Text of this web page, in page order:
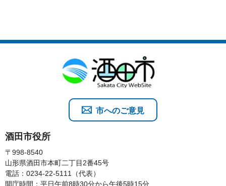
酒田市役所
〒998-8540
山形県酒田市本町二丁目2番45号
電話：0234-22-5111（代表）
開庁時間：平日午前8時30分から午後5時15分
市へのご意見